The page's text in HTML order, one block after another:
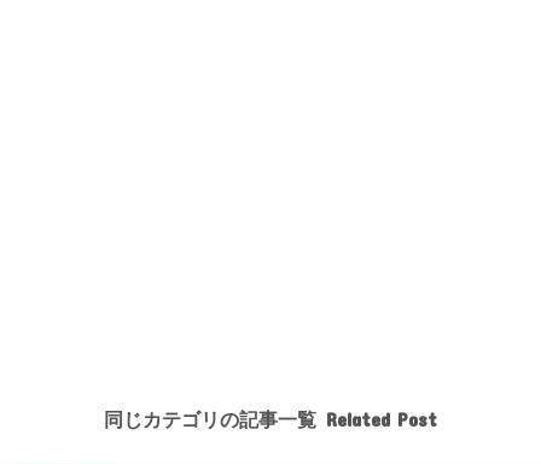
同じカテゴリの記事一覧